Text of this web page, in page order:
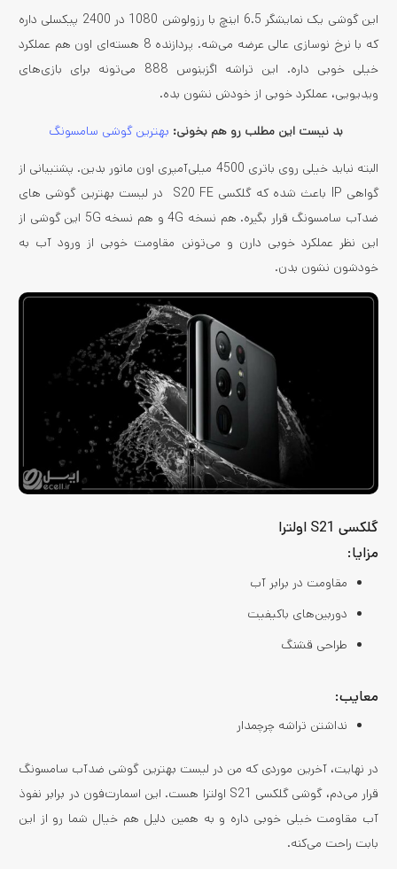
این گوشی یک نمایشگر 6.5 اینچ با رزولوشن 1080 در 2400 پیکسلی داره
که با نرخ نوسازی عالی عرضه می‌شه. پردازنده 8 هسته‌ای اون هم عملکرد
خیلی خوبی داره. این تراشه اگزینوس 888 می‌تونه برای بازی‌های
ویدیویی، عملکرد خوبی از خودش نشون بده.
بد نیست این مطلب رو هم بخونی: بهترین گوشی‌ سامسونگ
البته نباید خیلی روی باتری 4500 میلی‌آمپری اون مانور بدین. پشتیبانی از
گواهی IP باعث شده که گلکسی S20 FE در لیست بهترین گوشی های
ضدآب سامسونگ قرار بگیره. هم نسخه 4G و هم نسخه 5G این گوشی از
این نظر عملکرد خوبی دارن و می‌تونن مقاومت خوبی از ورود آب به
خودشون نشون بدن.
گلکسی S21 اولترا
مزایا:
مقاومت در برابر آب
دوربین‌های باکیفیت
طراحی قشنگ
معایب:
نداشتن تراشه چرچمدار
در نهایت، آخرین موردی که من در لیست بهترین گوشی ضدآب سامسونگ
قرار می‌دم، گوشی گلکسی S21 اولترا هست. این اسمارت‌فون در برابر نفوذ
آب مقاومت خیلی خوبی داره و به همین دلیل هم خیال شما رو از این
بابت راحت می‌کنه.